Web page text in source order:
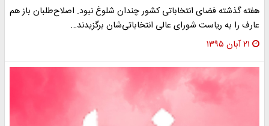
هفته گذشته فضای انتخاباتی کشور چندان شلوغ نبود. اصلاح‌طلبان باز هم
عارف را به ریاست شورای عالی انتخاباتی‌شان برگزیدند…
۲۱ آبان ۱۳۹۵